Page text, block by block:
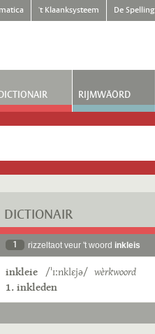
't Klaanksysteem De Spelling
DICTIONAIR RIJMWÄÖRD
DICTIONAIR
1 rizzeltaot veur 't woord inkleis
inkleie /ˈɪːnklɛjə/ wèrkwoord
1. inkleden